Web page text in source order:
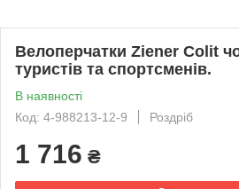
Велоперчатки Ziener Colit
туристів та спортсменів.
В наявності
Код: 4-988213-12-9
Роздріб
1 716 ₴